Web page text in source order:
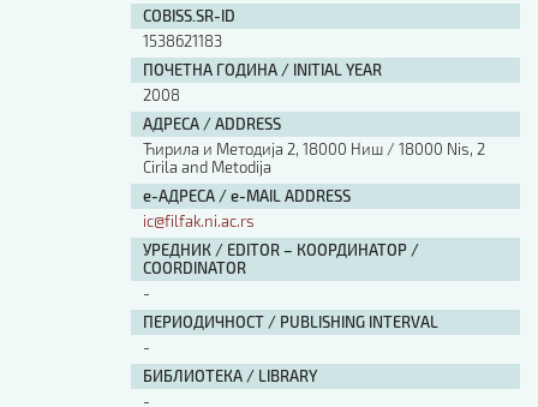
COBISS.SR-ID
1538621183
ПОЧЕТНА ГОДИНА / INITIAL YEAR
2008
АДРЕСА / ADDRESS
Ћирила и Методија 2, 18000 Ниш / 18000 Nis, 2
Cirila and Metodija
е-АДРЕСА / e-MAIL ADDRESS
ic@filfak.ni.ac.rs
УРЕДНИК / EDITOR – КООРДИНАТОР /
COORDINATOR
-
ПЕРИОДИЧНОСТ / PUBLISHING INTERVAL
-
БИБЛИОТЕКА / LIBRARY
-